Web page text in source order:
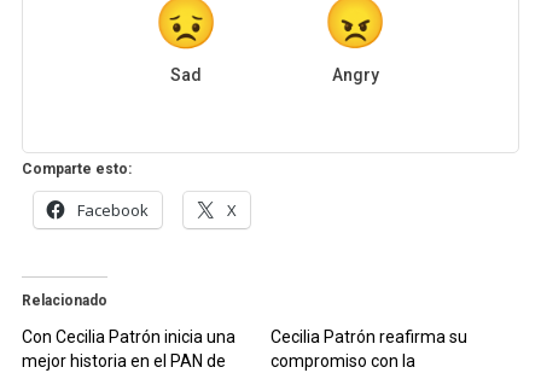
Sad Angry
Comparte esto:
Facebook X
Relacionado
Con Cecilia Patrón inicia una
mejor historia en el PAN de
Cecilia Patrón reafirma su
compromiso con la